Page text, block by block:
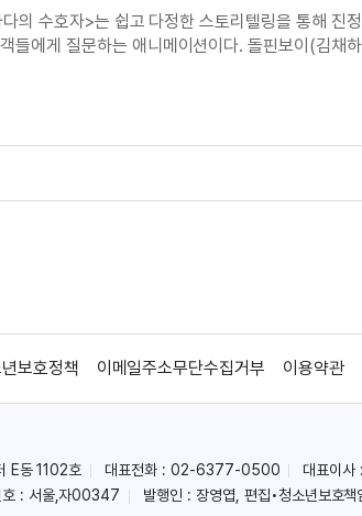
의 수호자>는 쉽고 다정한 스토리텔링을 통해 진
들에게 질문하는 애니메이션이다. 돌핀보이(김채
추대된다. 하지만 이 소년은 돌핀보이라는 히어로
보호정책 이메일주소무단수집거부 이용약관
E동 1102호 대표전화 : 02-6377-0500
대표이사
호 : 서울,자00347
발행인 : 장영엽, 편집•청소년보호